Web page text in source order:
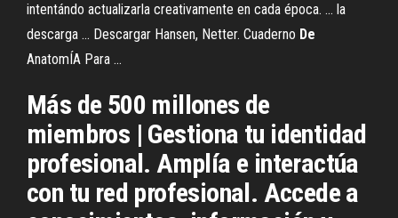
intentándo actualizarla creativamente en cada época. ... la
descarga ... Descargar Hansen, Netter. Cuaderno De
AnatomÍA Para ...
Más de 500 millones de
miembros | Gestiona tu identidad
profesional. Amplía e interactúa
con tu red profesional. Accede a